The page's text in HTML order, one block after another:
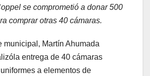
se comprometió a donar 500
comprar otras 40 cámaras.
municipal, Martín Ahumada
entrega de 40 cámaras
a elementos de